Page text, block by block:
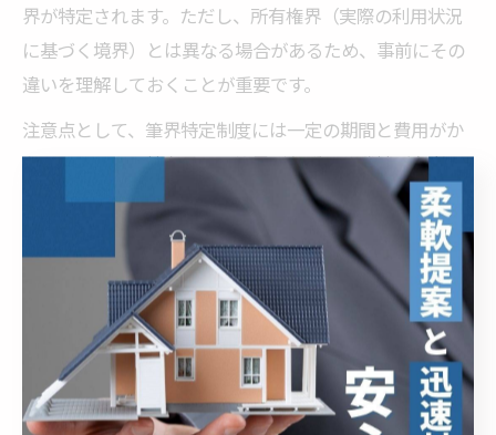
界が特定されます。ただし、所有権界（実際の利用状況
に基づく境界）とは異なる場合があるため、事前にその
違いを理解しておくことが重要です。
注意点として、筆界特定制度には一定の期間と費用がか
かること、また特定された筆界が必ずしも隣地所有者の
同意を得られるとは限らない点が挙げられます。申請前
に不動産会社や専門家と十分に相談し、リスクとメリッ
トを比較検討することが大切です。
専門家へ相談し不動産売却を円滑に
境界未確定の土地を安心して売却するためには、早い段
階から専門家へ相談することが成功の近道です。不動産